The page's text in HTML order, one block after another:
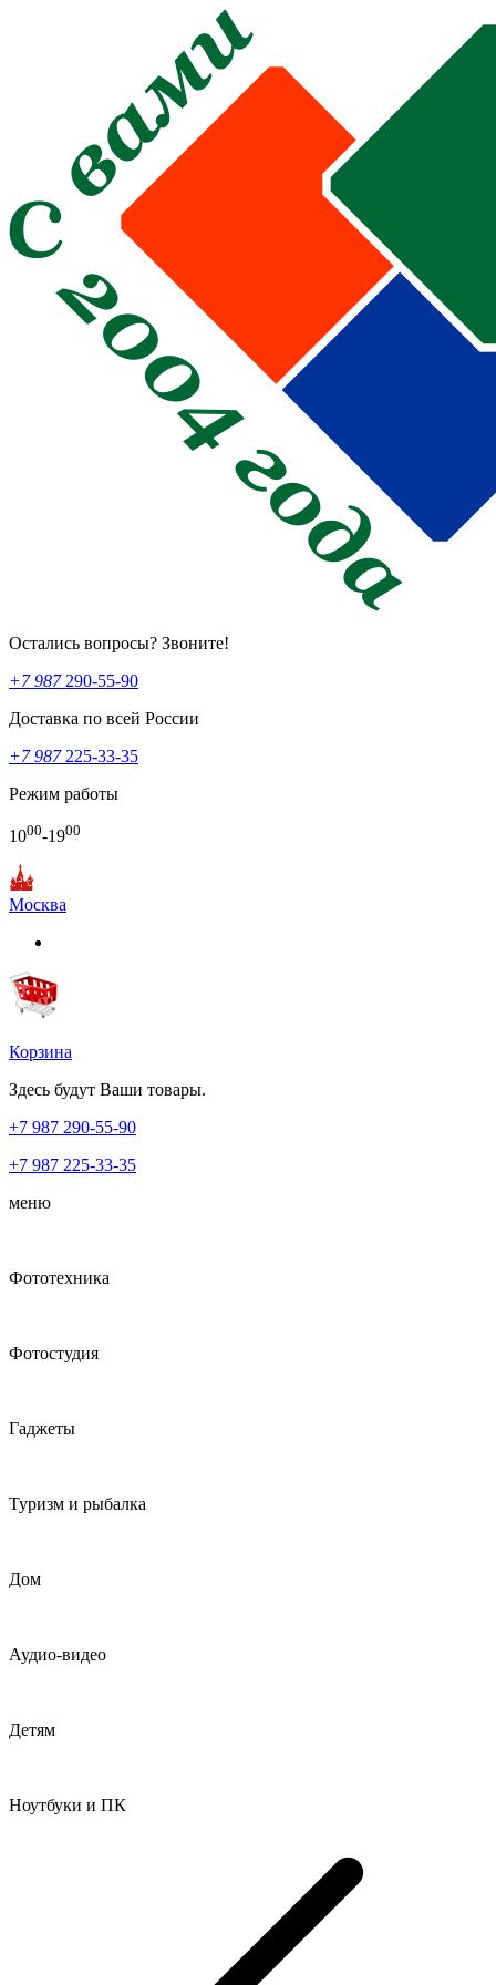
Остались вопросы? Звоните!
+7 987290-55-90
Доставка по всей России
+7 987225-33-35
Режим работы
1000-1900
Москва
Корзина
Здесь будут Ваши товары.
+7 987 290-55-90
+7 987 225-33-35
меню
Фототехника
Фотостудия
Гаджеты
Туризм и рыбалка
Дом
Аудио-видео
Детям
Ноутбуки и ПК